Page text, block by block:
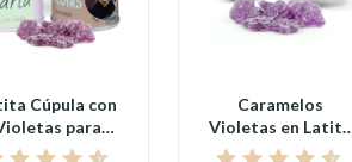
Cúpula con
para
de...
Caramelos
Violetas en Latita
Redonda...